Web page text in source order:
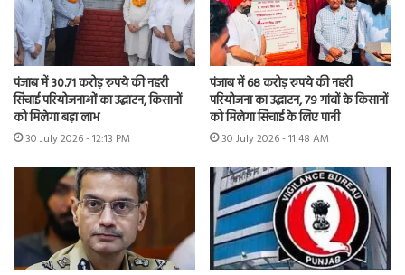
पंजाब में 30.71 करोड़ रुपये की नहरी
सिंचाई परियोजनाओं का उद्घाटन, किसानों
को मिलेगा बड़ा लाभ
30 July 2026 - 12:13 PM
पंजाब में 68 करोड़ रुपये की नहरी
परियोजना का उद्घाटन, 79 गांवों के किसानों
को मिलेगा सिंचाई के लिए पानी
30 July 2026 - 11:48 AM